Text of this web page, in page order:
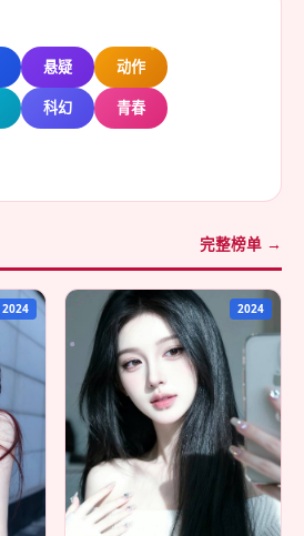
悬疑 动作
科幻 青春
完整榜单 →
2024 2024